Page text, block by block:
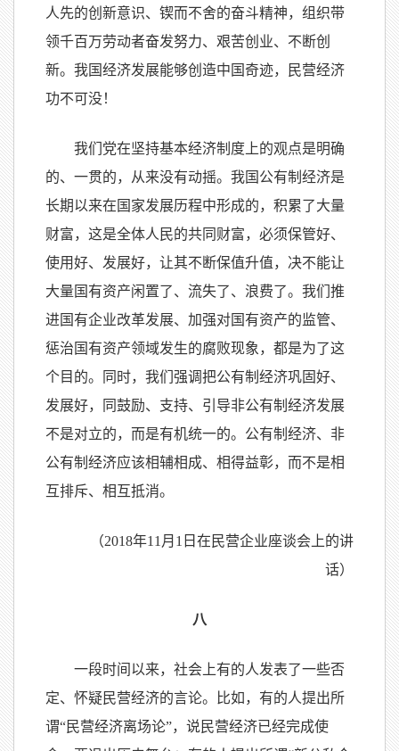
人先的创新意识、锲而不舍的奋斗精神，组织带
领千百万劳动者奋发努力、艰苦创业、不断创
新。我国经济发展能够创造中国奇迹，民营经济
功不可没！
我们党在坚持基本经济制度上的观点是明确
的、一贯的，从来没有动摇。我国公有制经济是
长期以来在国家发展历程中形成的，积累了大量
财富，这是全体人民的共同财富，必须保管好、
使用好、发展好，让其不断保值升值，决不能让
大量国有资产闲置了、流失了、浪费了。我们推
进国有企业改革发展、加强对国有资产的监管、
惩治国有资产领域发生的腐败现象，都是为了这
个目的。同时，我们强调把公有制经济巩固好、
发展好，同鼓励、支持、引导非公有制经济发展
不是对立的，而是有机统一的。公有制经济、非
公有制经济应该相辅相成、相得益彰，而不是相
互排斥、相互抵消。
（2018年11月1日在民营企业座谈会上的讲
话）
八
一段时间以来，社会上有的人发表了一些否
定、怀疑民营经济的言论。比如，有的人提出所
谓“民营经济离场论”，说民营经济已经完成使